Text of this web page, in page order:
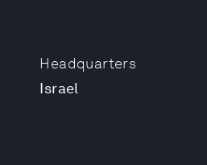
Headquarters
Israel